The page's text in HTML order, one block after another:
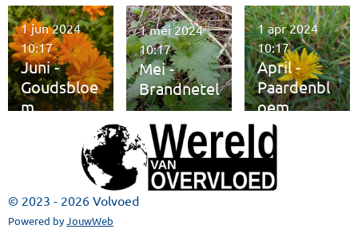
Juni -
Goudsbloe
m
1 jun 2024
10:17
Mei -
Brandnetel
1 mei 2024
10:17
April -
Paardenbl
oem
1 apr 2024
10:17
© 2023 - 2026 Volvoed
Powered byJouwWeb